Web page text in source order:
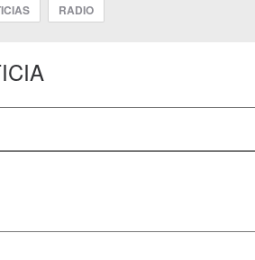
RADIO